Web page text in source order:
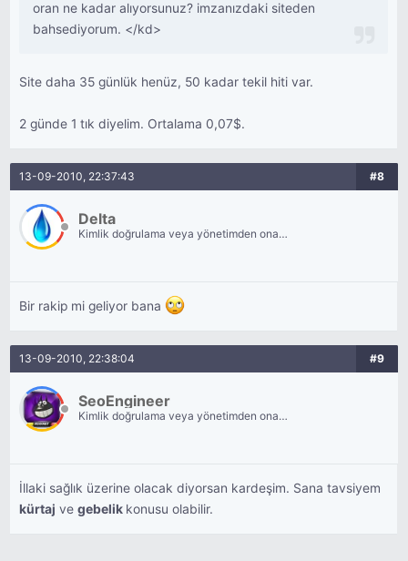
oran ne kadar alıyorsunuz? imzanızdaki siteden
bahsediyorum. </kd>
Site daha 35 günlük henüz, 50 kadar tekil hiti var.
2 günde 1 tık diyelim. Ortalama 0,07$.
13-09-2010, 22:37:43 #8
Delta
Kimlik doğrulama veya yönetimden onay
Bir rakip mi geliyor bana
13-09-2010, 22:38:04 #9
SeoEngineer
Kimlik doğrulama veya yönetimden onay
İllaki sağlık üzerine olacak diyorsan kardeşim. Sana tavsiyem
kürtaj vegebelik konusu olabilir.